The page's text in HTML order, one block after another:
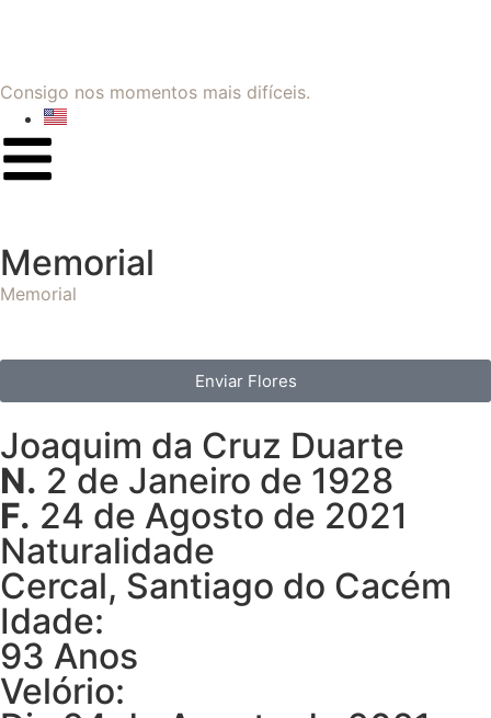
Consigo nos momentos mais difíceis.
Memorial
Memorial
Enviar Flores
Joaquim da Cruz Duarte
N. 2 de Janeiro de 1928
F. 24 de Agosto de 2021
Naturalidade
Cercal, Santiago do Cacém
Idade:
93 Anos
Velório: